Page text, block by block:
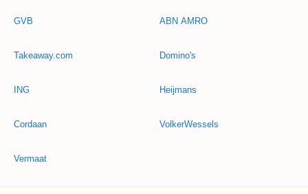
GVB
Takeaway.com
ING
Cordaan
Vermaat
ABN AMRO
Domino's
Heijmans
VolkerWessels